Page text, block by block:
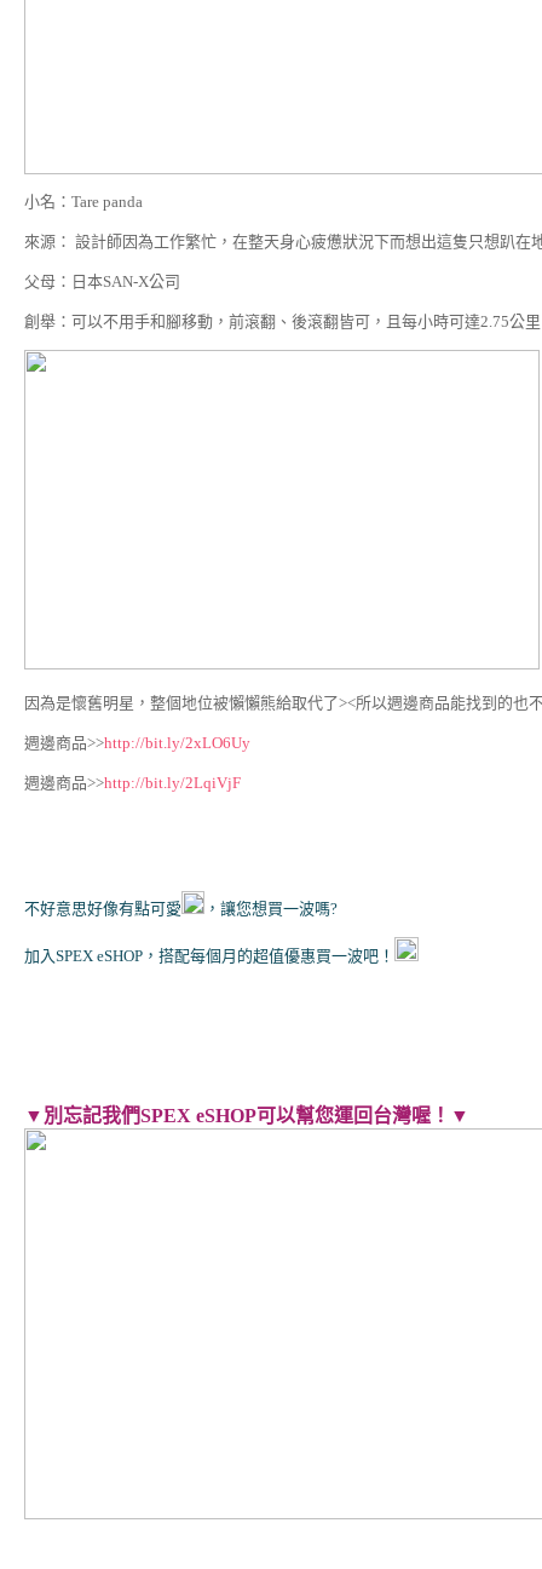
小名：Tare panda
來源： 設計師因為工作繁忙，在整天身心疲憊狀況下而想出這隻只想趴在
父母：日本SAN-X公司
創舉：可以不用手和腳移動，前滾翻、後滾翻皆可，且每小時可達2.75公
因為是懷舊明星，整個地位被懶懶熊給取代了><所以週邊商品能找到的也
週邊商品>>http://bit.ly/2xLO6Uy
週邊商品>>http://bit.ly/2LqiVjF
不好意思好像有點可愛 ，讓您想買一波嗎?
加入SPEX eSHOP，搭配每個月的超值優惠買一波吧！
▼別忘記我們SPEX eSHOP可以幫您運回台灣喔！▼